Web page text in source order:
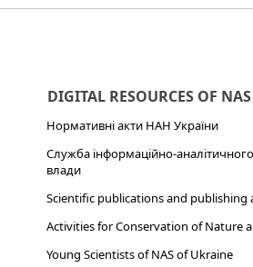
DIGITAL RESOURCES OF
Нормативні акти НАН України
Служба інформаційно-
влади
Scientific publications and publishing
Activities for Conservation of Nature
Young Scientists of NAS of Ukraine